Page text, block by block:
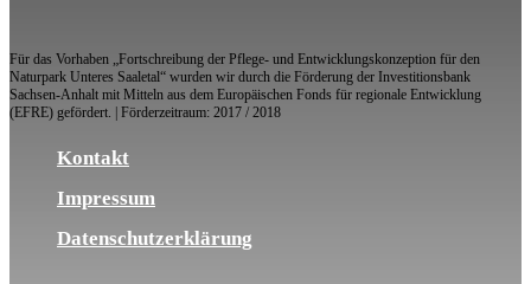
Für das Vorhaben „Fortschreibung der Pflege- und Entwicklungskonzeption für den
Naturpark Unteres Saaletal“ wurden wir durch die Förderung der Investitionsbank
Sachsen-Anhalt mit Mitteln aus dem Europäischen Fonds für regionale Entwicklung
(EFRE) gefördert. | Förderzeitraum: 2017 / 2018
Kontakt
Impressum
Datenschutzerklärung